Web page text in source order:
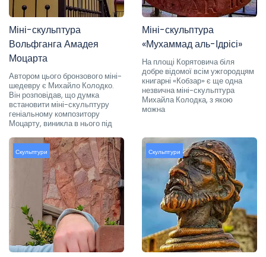
Міні-скульптура
Вольфганга Амадея
Моцарта
Автором цього бронзового міні-
шедевру є Михайло Колодко.
Він розповідав, що думка
встановити міні-скульптуру
геніальному композитору
Моцарту, виникла в нього під
Міні-скульптура
«Мухаммад аль-Ідрісі»
На площі Корятовича біля
добре відомої всім ужгородцям
книгарні «Кобзар» є ще одна
незвична міні-скульптура
Михайла Колодка, з якою
можна
Скульптури Скульптури